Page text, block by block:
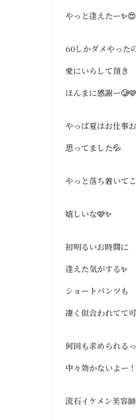
やっと逢えたー✨😍
60しかダメやった
愛にいらして頂き
ほんまに感謝ー
やっぱ夏はお仕事
思ってました💦
やっと落ち着いて
嬉しいな🩷✨
初明るいお時間に
逢えた気がする✨
ショートパンツも
凄く似合われてて
何回も求められる
中々効かないよー
流石イケメン美容師